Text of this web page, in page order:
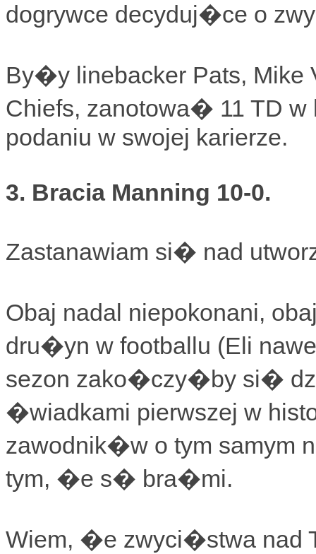
dogrywce decyduj�ce o
By�y linebacker Pats,
Chiefs, zanotowa� 11 TD
podaniu w swojej karierze.
3. Bracia Manning 10-0.
Zastanawiam si� nad
Obaj nadal niepokonani,
dru�yn w footballu (Eli
sezon zako�czy�by si�
�wiadkami pierwszej w
zawodnik�w o tym samym
tym, �e s� bra�mi.
Wiem, �e zwyci�stwa nad